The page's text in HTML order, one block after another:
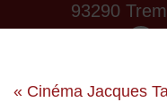
« Cinéma Jacques
93290